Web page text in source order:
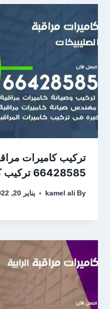
تركيب كاميرات
66428585 تركيب كاميرا مراقبه
By
kamel ali يناير 20, 2022